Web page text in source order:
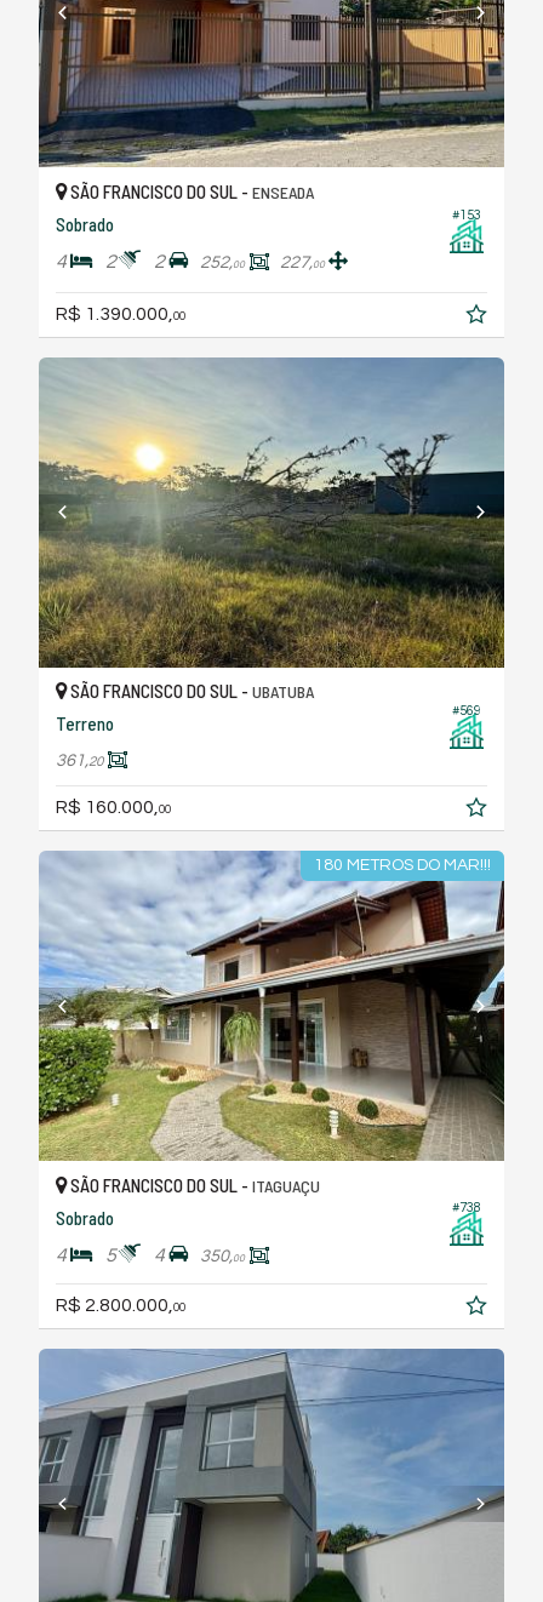
#153
SÃO FRANCISCO DO SUL - ENSEADA
Sobrado
4 2 2 252,00 227,00
R$ 1.390.000, 00
#569
SÃO FRANCISCO DO SUL - UBATUBA
Terreno
361,20
R$ 160.000,00
180 METROS DO MAR!!!
#738
SÃO FRANCISCO DO SUL - ITAGUAÇU
Sobrado
4 5 4 350,00
R$ 2.800.000, 00